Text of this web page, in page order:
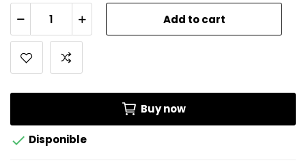
Add to cart
Buy now
 Disponible